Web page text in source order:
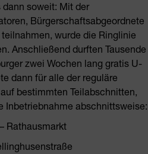
dann soweit: Mit der
Bürgerschaftsabgeordnete
wurde die Ringlinie
Anschließend durften Tausende
zwei Wochen lang gratis U-
dann für alle der reguläre
bestimmten Teilabschnitten,
Inbetriebnahme abschnittsweise:
Rathausmarkt